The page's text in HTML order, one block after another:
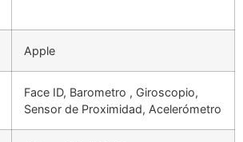
Apple
Face ID, Barometro , Giroscopio,
Sensor de Proximidad, Acelerómetro